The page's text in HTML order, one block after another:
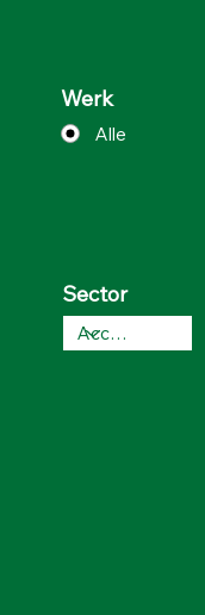
Werk
Alle
Sector